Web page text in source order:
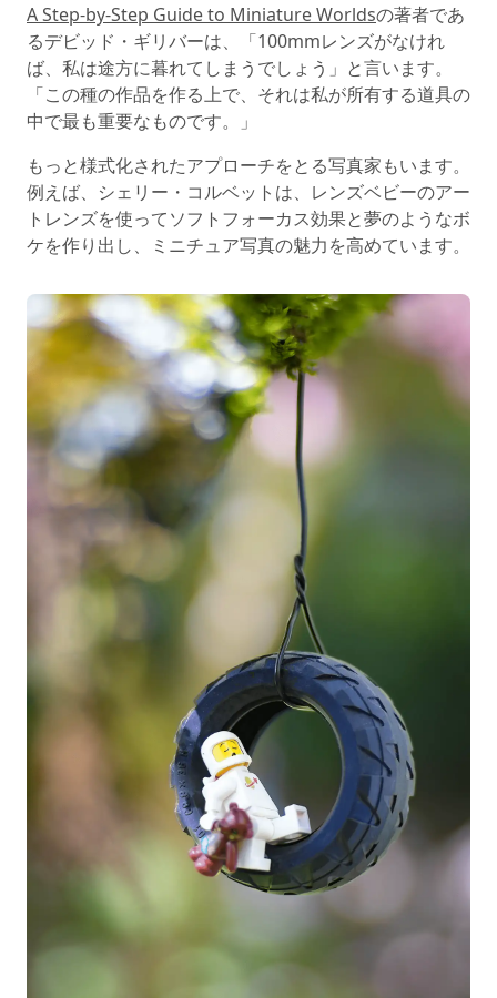
A Step-by-Step Guide to Miniature Worldsの著者であ
るデビッド・ギリバーは、「100mmレンズがなけれ
ば、私は途方に暮れてしまうでしょう」と言います。
「この種の作品を作る上で、それは私が所有する道具の
中で最も重要なものです。」
もっと様式化されたアプローチをとる写真家もいます。
例えば、シェリー・コルベットは、レンズベビーのアー
トレンズを使ってソフトフォーカス効果と夢のようなボ
ケを作り出し、ミニチュア写真の魅力を高めています。